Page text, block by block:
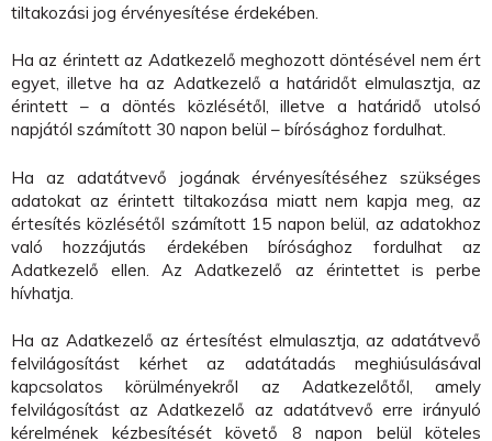
tiltakozási jog érvényesítése érdekében.
Ha az érintett az Adatkezelő meghozott döntésével nem ért
egyet, illetve ha az Adatkezelő a határidőt elmulasztja, az
érintett – a döntés közlésétől, illetve a határidő utolsó
napjától számított 30 napon belül – bírósághoz fordulhat.
Ha az adatátvevő jogának érvényesítéséhez szükséges
adatokat az érintett tiltakozása miatt nem kapja meg, az
értesítés közlésétől számított 15 napon belül, az adatokhoz
való hozzájutás érdekében bírósághoz fordulhat az
Adatkezelő ellen. Az Adatkezelő az érintettet is perbe
hívhatja.
Ha az Adatkezelő az értesítést elmulasztja, az adatátvevő
felvilágosítást kérhet az adatátadás meghiúsulásával
kapcsolatos körülményekről az Adatkezelőtől, amely
felvilágosítást az Adatkezelő az adatátvevő erre irányuló
kérelmének kézbesítését követő 8 napon belül köteles